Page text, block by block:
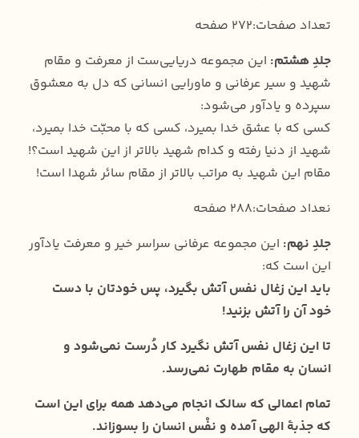
تعداد صفحات:272 صفحه
جلدِ هشتم: این مجموعه دریایی‌ست از معرفت و مقام
شهید و سیر عرفانی و ماورایی انسانی که دل به معشوق
سپرده و یادآور می‌شود:
کسی که با عشق خدا بمیرد، کسی که با محبّت خدا بمیرد،
شهید از دنیا رفته و کدام شهید بالاتر از این شهید است؟!
مقام این شهید به مراتب بالاتر از مقام سائر شهدا است!
نعداد صفحات:288 صفحه
جلدِ نهم: این مجموعه عرفانی سراسر خیر و معرفت یادآور
این است که:
باید این زغال نفس آتش بگیرد، پس خودتان با دست
خود آن را آتش بزنید!
تا این زغال نفس آتش نگیرد کار دُرست نمی‌شود و
انسان به مقام طهارت نمی‌رسد.
تمام اعمالی که سالک انجام می‌دهد همه برای این است
که جذبۀ الهی آمده و نفْس انسان را بسوزاند.